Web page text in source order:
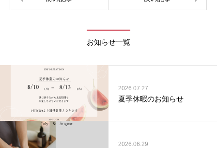
お知らせ一覧
2026.07.27
夏季休暇のお知らせ
2026.06.29